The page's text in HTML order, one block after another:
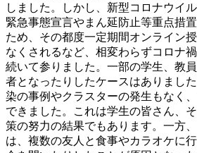
しました。しかし、新型コロナウイ
緊急事態宣言やまん延防止等重点措
ため、その都度一定期間オンライン
なくされるなど、相変わらずコロナ
続いて参りました。一部の学生、教
者となったりしたケースはありまし
染の事例やクラスターの発生もなく
できました。これは学生の皆さん、
策の努力の結果でもあります。一方
は、複数の友人と食事やカラオケに